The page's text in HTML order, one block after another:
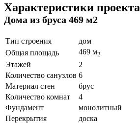
Характеристики проекта
Дома из бруса 469 м2
Тип строения
дом
Общая площадь
469 м2
Этажей
2
Количество санузлов 6
Материал стен
брус
Количество комнат
4
Фундамент
монолитный
Перекрытия
доска